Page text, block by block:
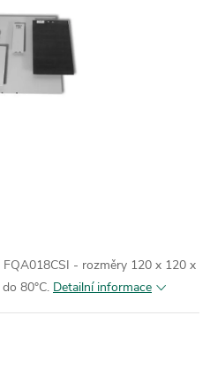
- rozměry 120 x 120 x
80°C. Detailní informace